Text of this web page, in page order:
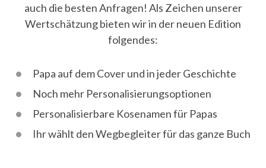
auch die besten Anfragen! Als Zeichen unserer
Wertschätzung bieten wir in der neuen Edition
folgendes:
Papa auf dem Cover und in jeder Geschichte
Noch mehr Personalisierungsoptionen
Personalisierbare Kosenamen für Papas
Ihr wählt den Wegbegleiter für das ganze Buch